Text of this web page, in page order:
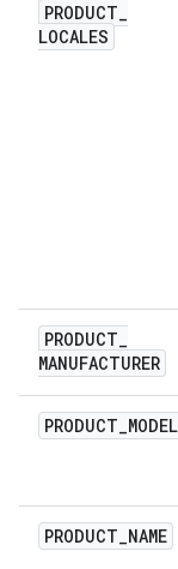
PRODUCT_
LOCALES
PRODUCT_
MANUFACTURER
PRODUCT_MODEL
PRODUCT_NAME